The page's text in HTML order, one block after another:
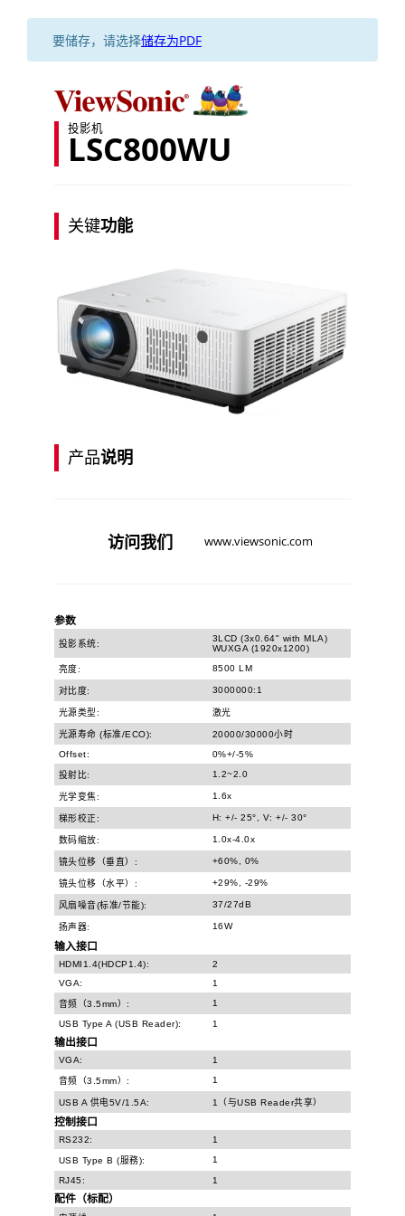
要储存，请选择储存为PDF
投影机
LSC800WU
关键功能
产品说明
访问我们 www.viewsonic.com
参数
投影系统:
3LCD (3x0.64" with MLA)
WUXGA (1920x1200)
亮度: 8500 LM
对比度: 3000000:1
光源类型: 激光
光源寿命 (标准/ECO):
20000/30000小时
Offset:
0%+/-5%
投射比: 1.2~2.0
光学变焦: 1.6x
梯形校正: H: +/- 25°, V: +/- 30°
数码缩放: 1.0x-4.0x
镜头位移（垂直）: +60%, 0%
镜头位移（水平）: +29%, -29%
风扇噪音(标准/节能): 37/27dB
扬声器: 16W
输入接口
HDMI1.4(HDCP1.4):
2
VGA:
1
音频（3.5mm）: 1
USB Type A (USB Reader): 1
输出接口
VGA: 1
音频（3.5mm）: 1
USB A 供电5V/1.5A: 1（与USB Reader共享）
控制接口
RS232: 1
USB Type B (服務): 1
RJ45: 1
配件（标配）